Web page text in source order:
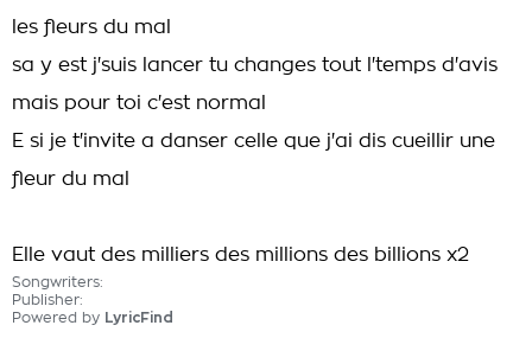
les fleurs du mal
sa y est j'suis lancer tu changes tout l'temps d'avis
mais pour toi c'est normal
E si je t'invite a danser celle que j'ai dis cueillir une
fleur du mal
Elle vaut des milliers des millions des billions x2
Songwriters:
Publisher:
Powered by LyricFind